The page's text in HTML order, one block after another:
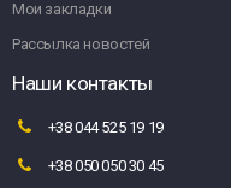
Мои закладки
Рассылка новостей
Наши контакты
+38 044 525 19 19
+38 050 050 30 45